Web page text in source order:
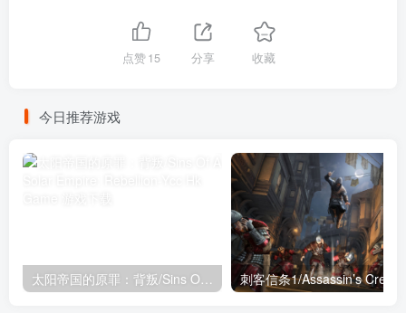
点赞15 分享 收藏
今日推荐游戏
太阳帝国的原罪：背叛/Sins Of A Solar Empire: Rebellion 刺客信条1/Assassin’s Creed